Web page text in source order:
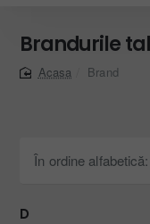
Brandurile
Brand
În ordine alfabetică:
D